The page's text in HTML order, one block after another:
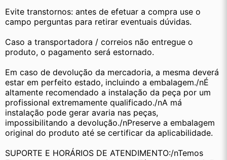
Evite transtornos: antes de efetuar a compra use o
campo perguntas para retirar eventuais dúvidas.
Caso a transportadora / correios não entregue o
produto, o pagamento será estornado.
Em caso de devolução da mercadoria, a mesma deverá
estar em perfeito estado, incluindo a embalagem./nÉ
altamente recomendado a instalação da peça por um
profissional extremamente qualificado./nA má
instalação pode gerar avaria nas peças,
impossibilitando a devolução./nPreserve a embalagem
original do produto até se certificar da aplicabilidade.
SUPORTE E HORÁRIOS DE ATENDIMENTO:/nTemos